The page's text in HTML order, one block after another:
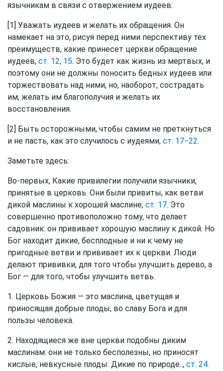
язычникам в связи с отвержением иудеев:
[1] Уважать иудеев и желать их обращения. Он
намекает на это, рисуя перед ними перспективу тех
преимуществ, какие принесет церкви обращение
иудеев, ст. 12, 15. Это будет как жизнь из мертвых, и
поэтому они не должны поносить бедных иудеев или
торжествовать над ними, но, наоборот, сострадать
им, желать им благополучия и желать их
восстановления.
[2] Быть осторожными, чтобы самим не преткнуться
и не пасть, как это случилось с иудеями, ст. 17−22.
Заметьте здесь:
Во-первых, Какие привилегии получили язычники,
принятые в церковь. Они были привиты, как ветви
дикой маслины к хорошей маслине, ст. 17. Это
совершенно противоположно тому, что делает
садовник: он прививает хорошую маслину к дикой. Но
Бог находит дикие, бесплодные и ни к чему не
пригодные ветви и прививает их к церкви. Люди
делают прививки, для того чтобы улучшить дерево, а
Бог — для того, чтобы улучшить ветвь.
1. Церковь Божия — это маслина, цветущая и
приносящая добрые плоды, во славу Бога и для
пользы человека.
2. Находящиеся же вне церкви подобны диким
маслинам: они не только бесполезны, но приносят
кислые, невкусные плоды: Дикие по природе.., ст. 24.